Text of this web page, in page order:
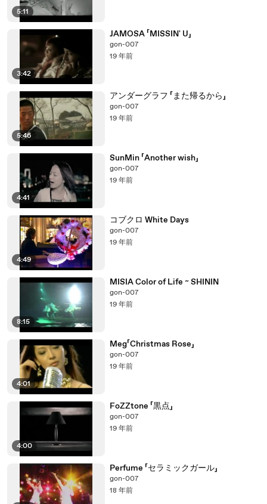
5:11
3:42
JAMOSA 「MISSIN' U」
gon-007
19 年前
5:46
アンダーグラフ 「また帰るから」
gon-007
19 年前
4:41
SunMin 「Another wish」
gon-007
19 年前
4:49
コブクロ White Days
gon-007
19 年前
8:15
MISIA Color of Life ~ SHININ
gon-007
19 年前
4:01
Meg「Christmas Rose」
gon-007
19 年前
4:00
FoZZtone 「黒点」
gon-007
19 年前
Perfume 「セラミックガール」
gon-007
18 年前